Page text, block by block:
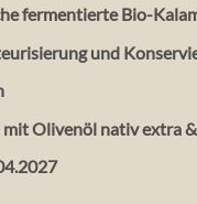
fermentierte Bio-
und
Olivenöl nativ extra &